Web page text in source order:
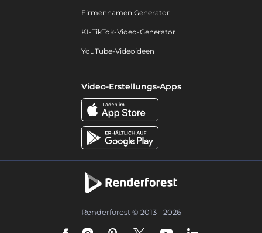
Firmennamen Generator
KI-TikTok-Video-Generator
YouTube-Videoideen
Video-Erstellungs-Apps
Renderforest © 2013 - 2026